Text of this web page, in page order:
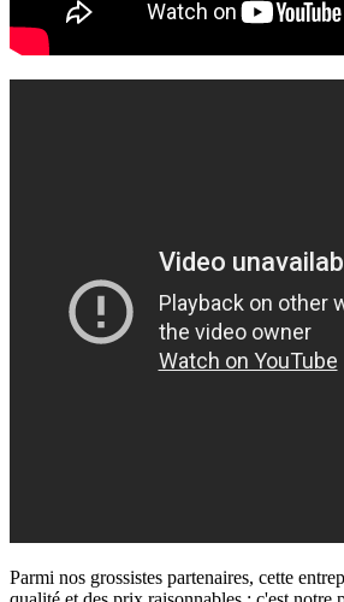
Parmi nos grossistes partenaires, cette